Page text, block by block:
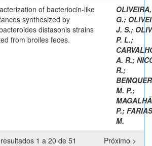
of bacteriocin-like
synthesized by
distasonis strains
from broiles feces.
G.;
J. S.;
P. L.;
A. R.;
R.;
M. P.;
P.;
M.
1 a 20 de 51
Próximo >